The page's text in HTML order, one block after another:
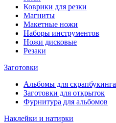
Коврики для резки
Магниты
Макетные ножи
Наборы инструментов
Ножи дисковые
Резаки
Заготовки
Альбомы для скрапбукинга
Заготовки для открыток
Фурнитура для альбомов
Наклейки и натирки